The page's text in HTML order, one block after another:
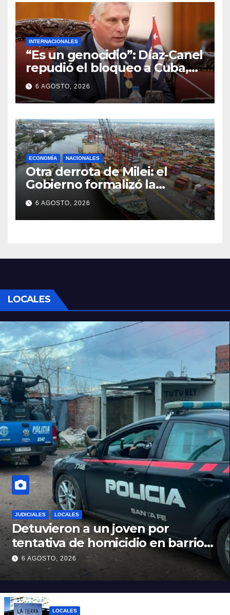
INTERNACIONALES
“Es un genocidio”: Díaz-Canel
repudió el bloqueo a Cuba,
apuntó a Trump y reclamó
condenas internacionales
6 AGOSTO, 2026
ECONOMÍA NACIONALES
Otra derrota de Milei: el
Gobierno formalizó la
marcha atrás con la
desregulación del practicaje
6 AGOSTO, 2026
LOCALES
JUDICIALES LOCALES
Detuvieron a un joven por
tentativa de homicidio en barrio
12 de Octubre
6 AGOSTO, 2026
LOCALES